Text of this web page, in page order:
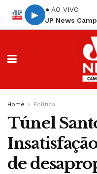
▶
● AO VIVO
JP News
Home Política
Túnel
de